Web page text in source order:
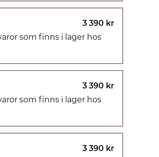
3 390 kr
som finns i lager hos
3 390 kr
som finns i lager hos
3 390 kr